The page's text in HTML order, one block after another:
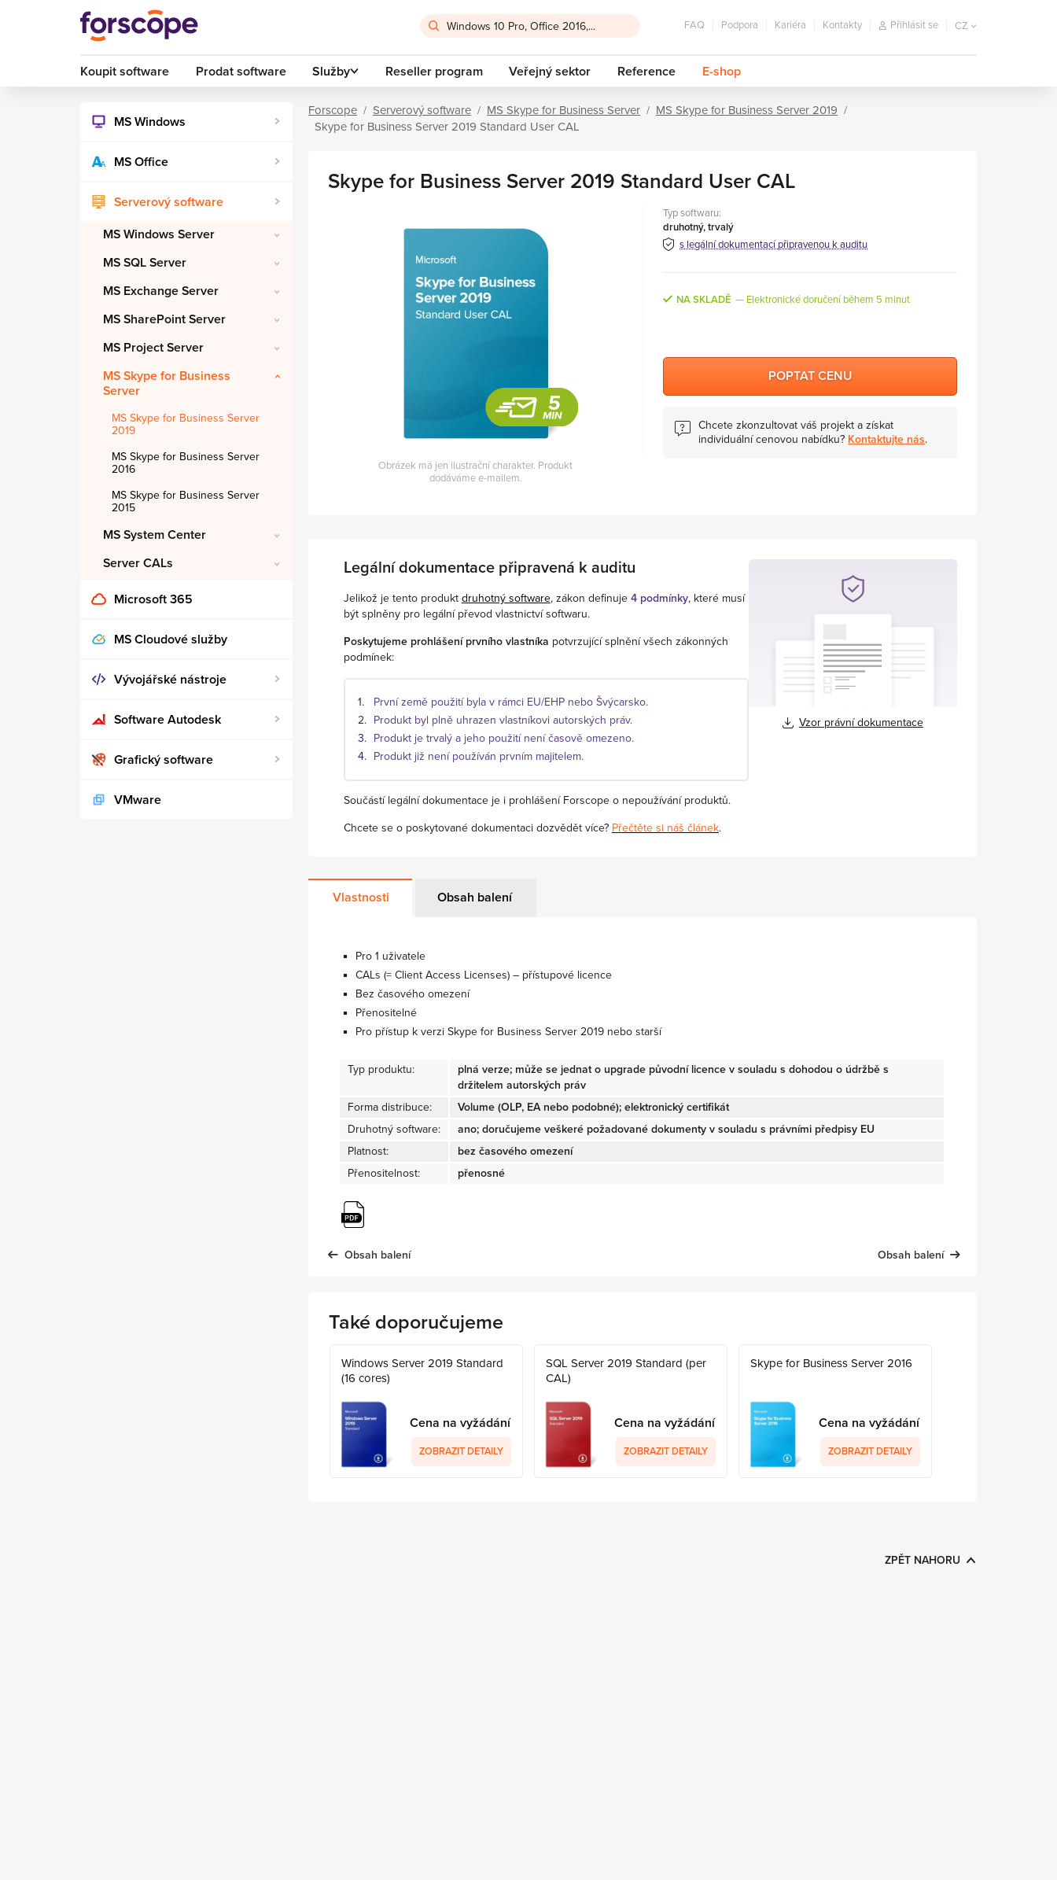
FAQ Podpora Kariéra Kontakty Přihlásit se CZ
Koupit software Prodat software Služby Reseller program Veřejný sektor Reference E-shop
MS Windows
MS Office
Serverový software
MS Windows Server
MS SQL Server
MS Exchange Server
MS SharePoint Server
MS Project Server
MS Skype for Business
Server
MS Skype for Business Server
2019
MS Skype for Business Server
2016
MS Skype for Business Server
2015
MS System Center
Server CALs
Microsoft 365
MS Cloudové služby
Vývojářské nástroje
Software Autodesk
Grafický software
VMware
Forscope Serverový software MS Skype for Business Server
MS Skype for Business Server 2019
Skype for Business Server 2019 Standard User CAL
Skype for Business Server 2019 Standard User CAL
Obrázek má jen ilustrační charakter. Produkt
dodáváme e-mailem.
Typ softwaru:
druhotný, trvalý
s legální dokumentací připravenou k auditu
NA SKLADĚ Elektronické doručení během 5 minut
POPTAT CENU
Chcete zkonzultovat váš projekt a získat
individuální cenovou nabídku? Kontaktujte nás.
Legální dokumentace připravená k auditu
Jelikož je tento produkt druhotný software, zákon definuje 4 podmínky, které musí
být splněny pro legální převod vlastnictví softwaru.
Poskytujeme prohlášení prvního vlastníka potvrzující splnění všech zákonných
podmínek:
První země použití byla v rámci EU/EHP nebo Švýcarsko.
Produkt byl plně uhrazen vlastníkovi autorských práv.
Produkt je trvalý a jeho použití není časově omezeno.
Produkt již není používán prvním majitelem.
Součástí legální dokumentace je i prohlášení Forscope o nepoužívání produktů.
Chcete se o poskytované dokumentaci dozvědět více? Přečtěte si náš článek.
Vzor právní dokumentace
Vlastnosti Obsah balení
Pro 1 uživatele
CALs (= Client Access Licenses) – přístupové licence
Bez časového omezení
Přenositelné
Pro přístup k verzi Skype for Business Server 2019 nebo starší
Typ produktu:
plná verze; může se jednat o upgrade původní licence v souladu s dohodou o údržbě s
držitelem autorských práv
Forma distribuce:
Volume (OLP, EA nebo podobné); elektronický certifikát
Druhotný software:
ano; doručujeme veškeré požadované dokumenty v souladu s právními předpisy EU
Platnost:
bez časového omezení
Přenositelnost:
přenosné
Obsah balení Obsah balení
Také doporučujeme
Windows Server 2019 Standard
(16 cores)
Cena na vyžádání
ZOBRAZIT DETAILY
SQL Server 2019 Standard (per
CAL)
Cena na vyžádání
ZOBRAZIT DETAILY
Skype for Business Server 2016
Cena na vyžádání
ZOBRAZIT DETAILY
ZPĚT NAHORU